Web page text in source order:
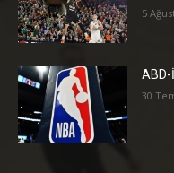
5
ABD-
30